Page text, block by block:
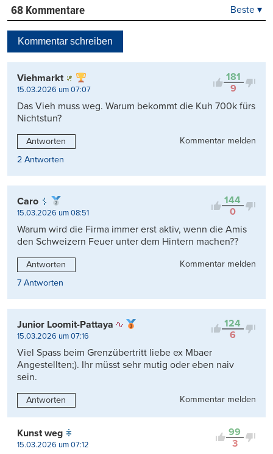
68 Kommentare
Kontrovers
Beste ▾
Kommentar schreiben
181
9
Viehmarkt
15.03.2026 um 07:07
Das Vieh muss weg. Warum bekommt die Kuh 700k fürs
Nichtstun?
Antworten
Kommentar melden
2 Antworten
144
0
Caro
15.03.2026 um 08:51
Warum wird die Firma immer erst aktiv, wenn die Amis
den Schweizern Feuer unter dem Hintern machen??
Antworten
Kommentar melden
7 Antworten
124
6
Junior Loomit-Pattaya
15.03.2026 um 07:16
Viel Spass beim Grenzübertritt liebe ex Mbaer
Angestellten;). Ihr müsst sehr mutig oder eben naiv
sein.
Antworten Kommentar melden
99
3
Kunst weg
15.03.2026 um 07:12